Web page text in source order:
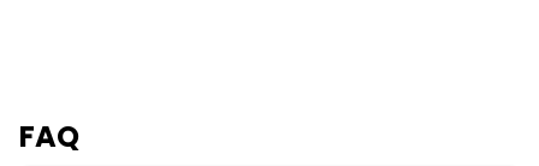
FAQ